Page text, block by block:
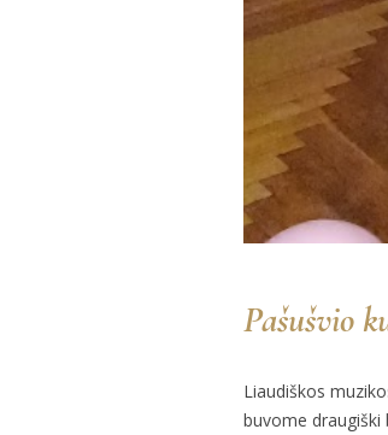
Pašušvio
Liaudiškos
buvome draugiški